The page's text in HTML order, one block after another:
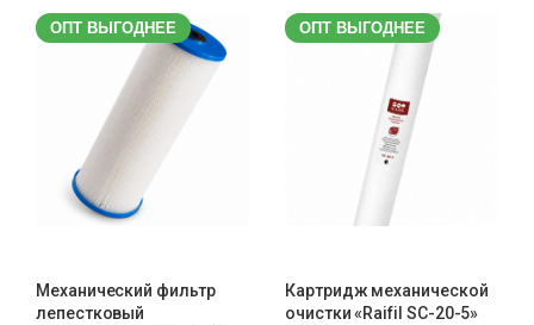
ОПТ ВЫГОДНЕЕ
Механический фильтр
лепестковый
ОПТ ВЫГОДНЕЕ
Картридж механической
очистки «Raifil SC-20-5»